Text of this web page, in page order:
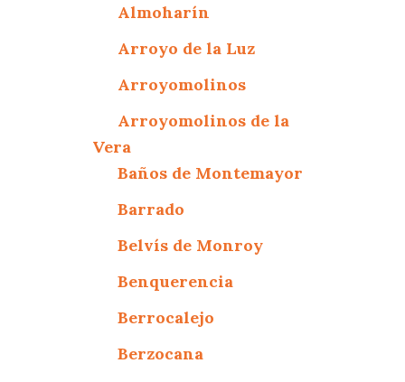
Almoharín
Arroyo de la Luz
Arroyomolinos
Arroyomolinos de la
Vera
Baños de Montemayor
Barrado
Belvís de Monroy
Benquerencia
Berrocalejo
Berzocana